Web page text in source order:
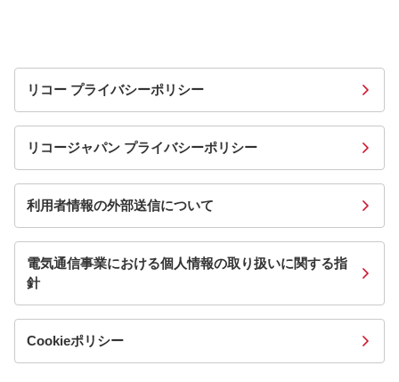
リコー プライバシーポリシー
リコージャパン プライバシーポリシー
利用者情報の外部送信について
電気通信事業における個人情報の取り扱いに関する指
針
Cookieポリシー